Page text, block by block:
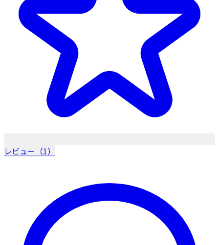
レビュー（1）